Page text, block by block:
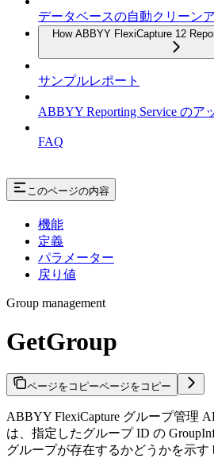
データベースの自動クリーン
How ABBYY FlexiCapture 12
サンプルレポート
ABBYY Reporting Service のア
FAQ
このページの内容
機能
定義
パラメーター
戻り値
Group management
GetGroup
ページをコピーページをコピー
ABBYY FlexiCapture グループ管理
は、指定したグループ ID の
グループが存在するかどうかを示す